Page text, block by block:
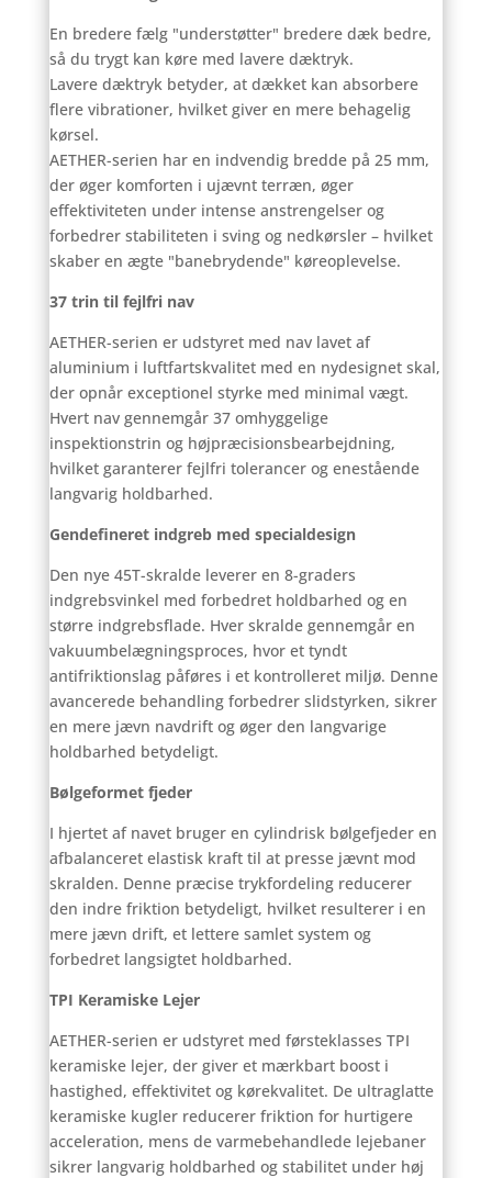
En bredere fælg "understøtter" bredere dæk bedre,
så du trygt kan køre med lavere dæktryk.
Lavere dæktryk betyder, at dækket kan absorbere
flere vibrationer, hvilket giver en mere behagelig
kørsel.
AETHER-serien har en indvendig bredde på 25 mm,
der øger komforten i ujævnt terræn, øger
effektiviteten under intense anstrengelser og
forbedrer stabiliteten i sving og nedkørsler – hvilket
skaber en ægte "banebrydende" køreoplevelse.
37 trin til fejlfri nav
AETHER-serien er udstyret med nav lavet af
aluminium i luftfartskvalitet med en nydesignet skal,
der opnår exceptionel styrke med minimal vægt.
Hvert nav gennemgår 37 omhyggelige
inspektionstrin og højpræcisionsbearbejdning,
hvilket garanterer fejlfri tolerancer og enestående
langvarig holdbarhed.
Gendefineret indgreb med specialdesign
Den nye 45T-skralde leverer en 8-graders
indgrebsvinkel med forbedret holdbarhed og en
større indgrebsflade. Hver skralde gennemgår en
vakuumbelægningsproces, hvor et tyndt
antifriktionslag påføres i et kontrolleret miljø. Denne
avancerede behandling forbedrer slidstyrken, sikrer
en mere jævn navdrift og øger den langvarige
holdbarhed betydeligt.
Bølgeformet fjeder
I hjertet af navet bruger en cylindrisk bølgefjeder en
afbalanceret elastisk kraft til at presse jævnt mod
skralden. Denne præcise trykfordeling reducerer
den indre friktion betydeligt, hvilket resulterer i en
mere jævn drift, et lettere samlet system og
forbedret langsigtet holdbarhed.
TPI Keramiske Lejer
AETHER-serien er udstyret med førsteklasses TPI
keramiske lejer, der giver et mærkbart boost i
hastighed, effektivitet og kørekvalitet. De ultraglatte
keramiske kugler reducerer friktion for hurtigere
acceleration, mens de varmebehandlede lejebaner
sikrer langvarig holdbarhed og stabilitet under høj